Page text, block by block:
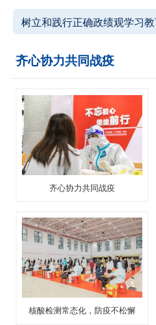
树立和践行正确政绩观学习
齐心协力共同战疫
齐心协力共同战疫
核酸检测常态化，防疫不松懈